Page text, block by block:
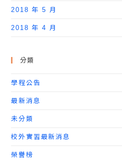
2018 年 5 月
2018 年 4 月
分類
學程公告
最新消息
未分類
校外實習最新消息
榮譽榜